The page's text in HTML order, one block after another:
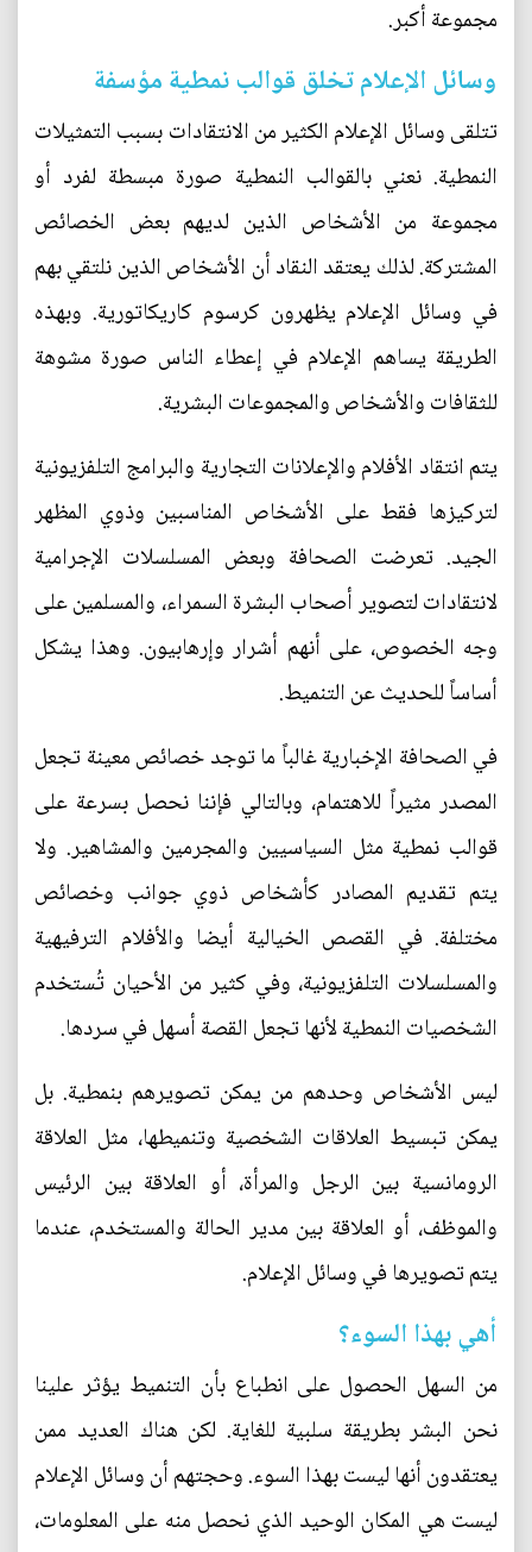
مجموعة أكبر.
وسائل الإعلام تخلق قوالب نمطية مؤسفة
تتلقى وسائل الإعلام الكثير من الانتقادات بسبب التمثيلات
النمطية. نعني بالقوالب النمطية صورة مبسطة لفرد أو
مجموعة من الأشخاص الذين لديهم بعض الخصائص
المشتركة. لذلك يعتقد النقاد أن الأشخاص الذين نلتقي بهم
في وسائل الإعلام يظهرون كرسوم كاريكاتورية. وبهذه
الطريقة يساهم الإعلام في إعطاء الناس صورة مشوهة
للثقافات والأشخاص والمجموعات البشرية.
يتم انتقاد الأفلام والإعلانات التجارية والبرامج التلفزيونية
لتركيزها فقط على الأشخاص المناسبين وذوي المظهر
الجيد. تعرضت الصحافة وبعض المسلسلات الإجرامية
لانتقادات لتصوير أصحاب البشرة السمراء، والمسلمين على
وجه الخصوص، على أنهم أشرار وإرهابيون. وهذا يشكل
أساساً للحديث عن التنميط.
في الصحافة الإخبارية غالباً ما توجد خصائص معينة تجعل
المصدر مثيراً للاهتمام، وبالتالي فإننا نحصل بسرعة على
قوالب نمطية مثل السياسيين والمجرمين والمشاهير. ولا
يتم تقديم المصادر كأشخاص ذوي جوانب وخصائص
مختلفة. في القصص الخيالية أيضا والأفلام الترفيهية
والمسلسلات التلفزيونية، وفي كثير من الأحيان تُستخدم
الشخصيات النمطية لأنها تجعل القصة أسهل في سردها.
ليس الأشخاص وحدهم من يمكن تصويرهم بنمطية. بل
يمكن تبسيط العلاقات الشخصية وتنميطها، مثل العلاقة
الرومانسية بين الرجل والمرأة، أو العلاقة بين الرئيس
والموظف، أو العلاقة بين مدير الحالة والمستخدم، عندما
يتم تصويرها في وسائل الإعلام.
أهي بهذا السوء؟
من السهل الحصول على انطباع بأن التنميط يؤثر علينا
نحن البشر بطريقة سلبية للغاية. لكن هناك العديد ممن
يعتقدون أنها ليست بهذا السوء. وحجتهم أن وسائل الإعلام
ليست هي المكان الوحيد الذي نحصل منه على المعلومات،